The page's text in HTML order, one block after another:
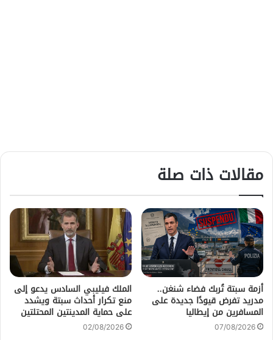
مقالات ذات صلة
أزمة سبتة تُربك فضاء شنغن..
مدريد تفرض قيودًا جديدة على
المسافرين من إيطاليا
07/08/2026
الملك فيليبي السادس يدعو إلى
منع تكرار أحداث سبتة ويشدد
على حماية المدينتين المحتلتين
02/08/2026